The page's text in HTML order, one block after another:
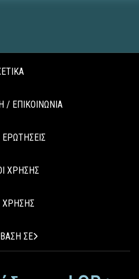
/ ΕΠΙΚΟΙΝΩΝΙΑ
ΧΡΗΣΗΣ
ΧΡΗΣΗΣ
ΣΕ